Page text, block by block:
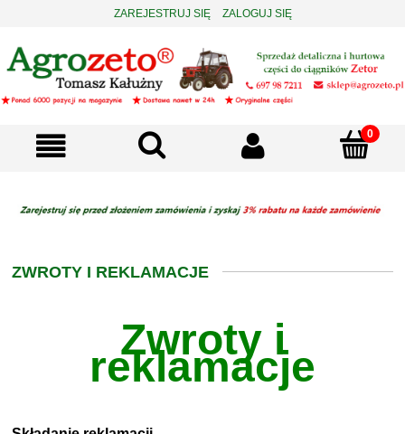
ZAREJESTRUJ SIĘ ZALOGUJ SIĘ
ZWROTY I REKLAMACJE
Zwroty i
reklamacje